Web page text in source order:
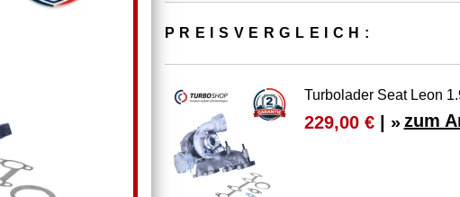
PREIS­VER­GLEICH:
Turbolader Seat Leon
229,00 €| » zum